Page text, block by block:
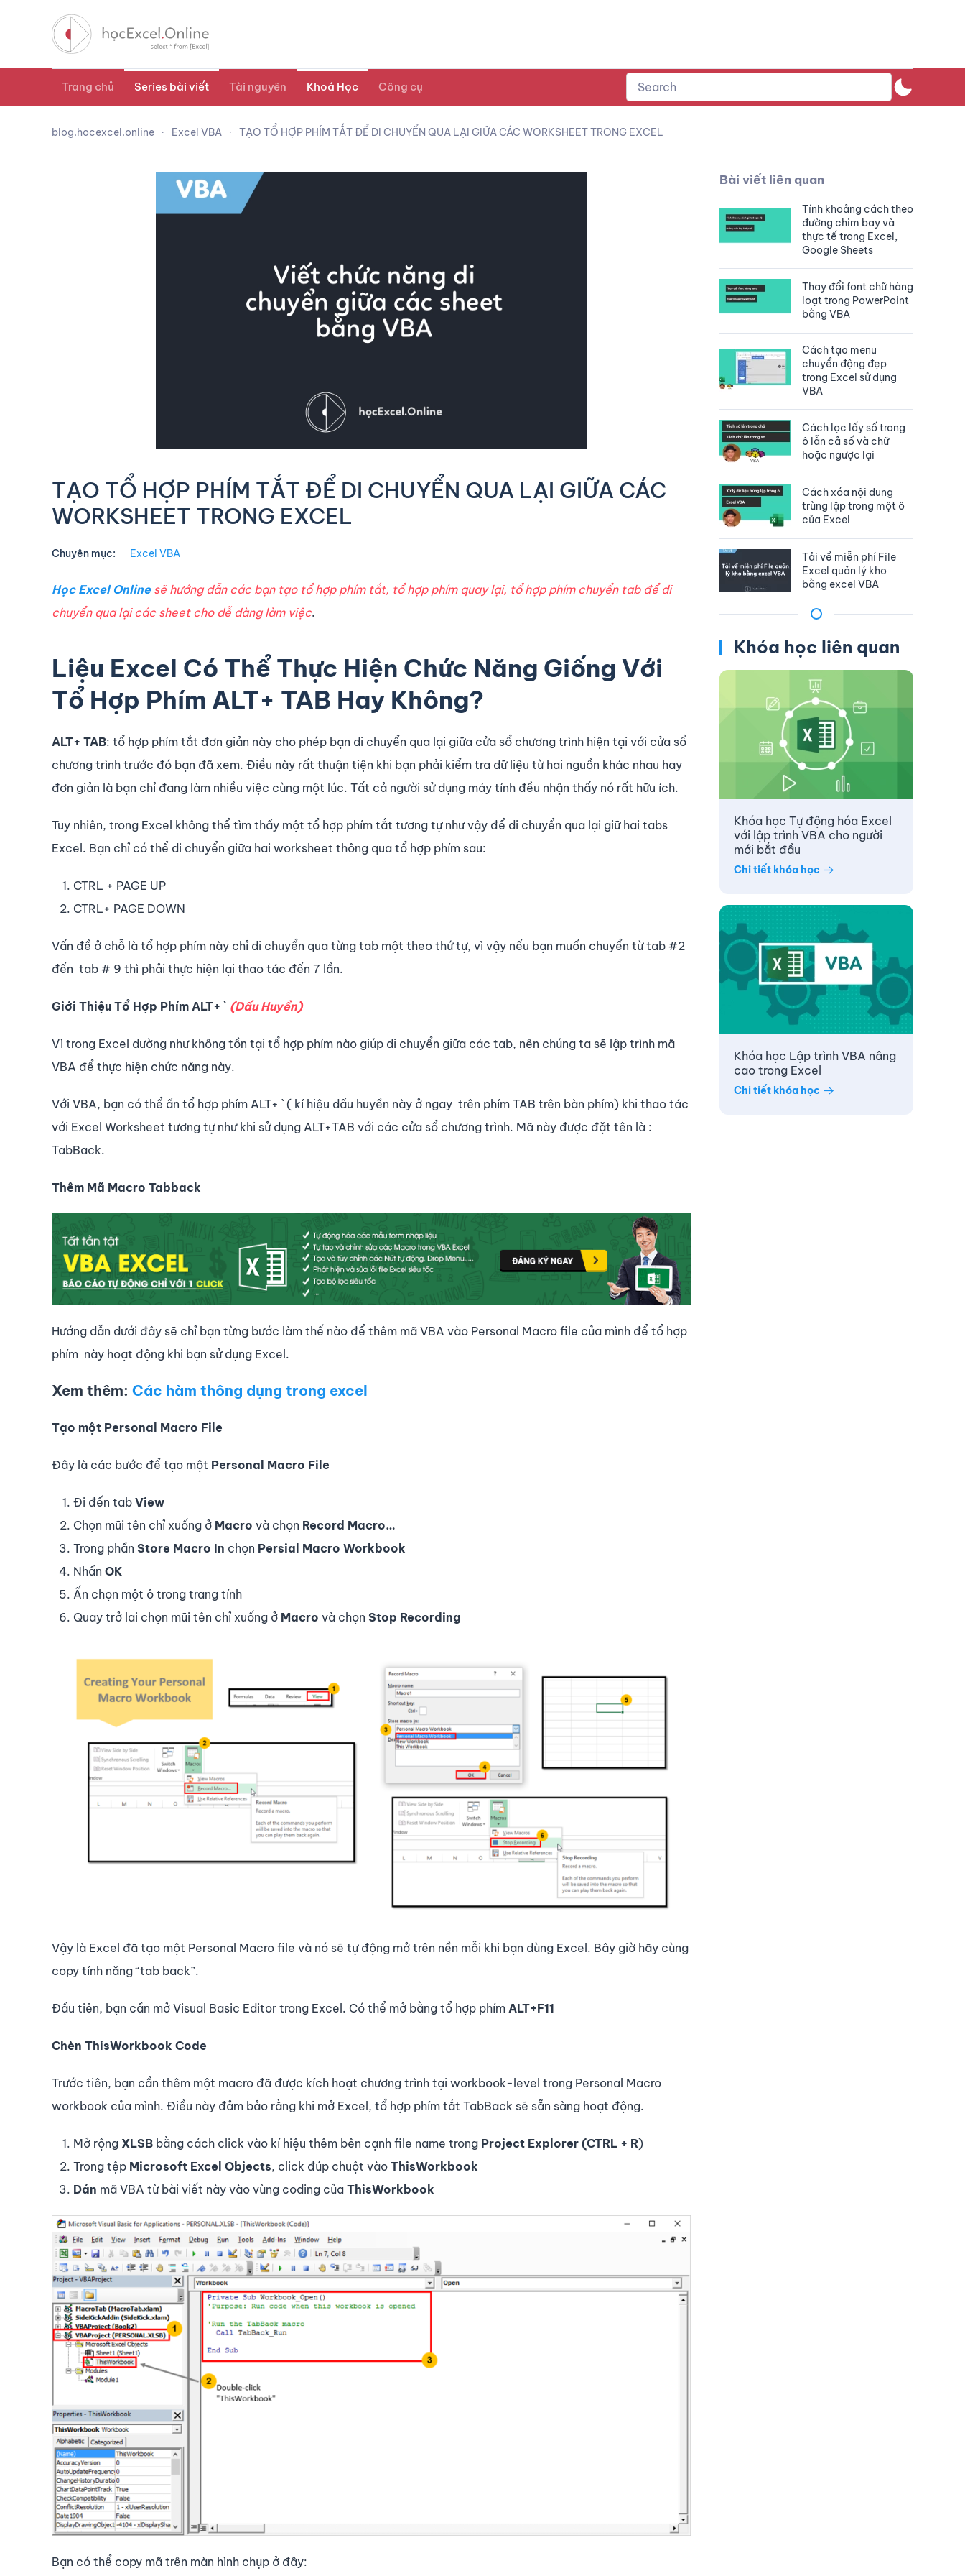
Trang chủ Series bài viết Tài nguyên Khoá Học Công cụ
blog.hocexcel.online Excel VBA TẠO TỔ HỢP PHÍM TẮT ĐỂ DI CHUYỂN QUA LẠI GIỮA CÁC WORKSHEET TRONG EXCEL
TẠO TỔ HỢP PHÍM TẮT ĐỂ DI CHUYỂN QUA LẠI GIỮA CÁC
WORKSHEET TRONG EXCEL
Chuyên mục: Excel VBA
Học Excel Onlinesẽ hướng dẫn các bạn tạo tổ hợp phím tắt, tổ hợp phím quay lại, tổ hợp phím chuyển tab để di
chuyển qua lại các sheet cho dễ dàng làm việc.
Liệu Excel Có Thể Thực Hiện Chức Năng Giống Với
Tổ Hợp Phím ALT+ TAB Hay Không?
ALT+ TAB: tổ hợp phím tắt đơn giản này cho phép bạn di chuyển qua lại giữa cửa sổ chương trình hiện tại với cửa sổ
chương trình trước đó bạn đã xem. Điều này rất thuận tiện khi bạn phải kiểm tra dữ liệu từ hai nguồn khác nhau hay
đơn giản là bạn chỉ đang làm nhiều việc cùng một lúc. Tất cả người sử dụng máy tính đều nhận thấy nó rất hữu ích.
Tuy nhiên, trong Excel không thể tìm thấy một tổ hợp phím tắt tương tự như vậy để di chuyển qua lại giữ hai tabs
Excel. Bạn chỉ có thể di chuyển giữa hai worksheet thông qua tổ hợp phím sau:
CTRL + PAGE UP
CTRL+ PAGE DOWN
Vấn đề ở chỗ là tổ hợp phím này chỉ di chuyển qua từng tab một theo thứ tự, vì vậy nếu bạn muốn chuyển từ tab #2
đến tab # 9 thì phải thực hiện lại thao tác đến 7 lần.
Giới Thiệu Tổ Hợp Phím ALT+ ` (Dấu Huyền)
Vì trong Excel dường như không tồn tại tổ hợp phím nào giúp di chuyển giữa các tab, nên chúng ta sẽ lập trình mã
VBA để thực hiện chức năng này.
Với VBA, bạn có thể ấn tổ hợp phím ALT+ ` ( kí hiệu dấu huyền này ở ngay trên phím TAB trên bàn phím) khi thao tác
với Excel Worksheet tương tự như khi sử dụng ALT+TAB với các cửa sổ chương trình. Mã này được đặt tên là :
TabBack.
Thêm Mã Macro Tabback
Hướng dẫn dưới đây sẽ chỉ bạn từng bước làm thế nào để thêm mã VBA vào Personal Macro file của mình để tổ hợp
phím này hoạt động khi bạn sử dụng Excel.
Xem thêm: Các hàm thông dụng trong excel
Tạo một Personal Macro File
Đây là các bước để tạo một Personal Macro File
Đi đến tab View
Chọn mũi tên chỉ xuống ở Macro và chọn Record Macro…
Trong phần Store Macro In chọn Persial Macro Workbook
Nhấn OK
Ấn chọn một ô trong trang tính
Quay trở lai chọn mũi tên chỉ xuống ở Macro và chọn Stop Recording
Vậy là Excel đã tạo một Personal Macro file và nó sẽ tự động mở trên nền mỗi khi bạn dùng Excel. Bây giờ hãy cùng
copy tính năng “tab back”.
Đầu tiên, bạn cần mở Visual Basic Editor trong Excel. Có thể mở bằng tổ hợp phím ALT+F11
Chèn ThisWorkbook Code
Trước tiên, bạn cần thêm một macro đã được kích hoạt chương trình tại workbook-level trong Personal Macro
workbook của mình. Điều này đảm bảo rằng khi mở Excel, tổ hợp phím tắt TabBack sẽ sẵn sàng hoạt động.
Mở rộng XLSB bằng cách click vào kí hiệu thêm bên cạnh file name trong Project Explorer (CTRL + R)
Trong tệp Microsoft Excel Objects, click đúp chuột vào ThisWorkbook
Dán mã VBA từ bài viết này vào vùng coding của ThisWorkbook
Bạn có thể copy mã trên màn hình chụp ở đây:
Bài viết liên quan
Tính khoảng cách theo
đường chim bay và
thực tế trong Excel,
Google Sheets
Thay đổi font chữ hàng
loạt trong PowerPoint
bằng VBA
Cách tạo menu
chuyển động đẹp
trong Excel sử dụng
VBA
Cách lọc lấy số trong
ô lẫn cả số và chữ
hoặc ngược lại
Cách xóa nội dung
trùng lặp trong một ô
của Excel
Tải về miễn phí File
Excel quản lý kho
bằng excel VBA
Khóa học liên quan
Khóa học Tự động hóa Excel
với lập trình VBA cho người
mới bắt đầu
Chi tiết khóa học
Khóa học Lập trình VBA nâng
cao trong Excel
Chi tiết khóa học